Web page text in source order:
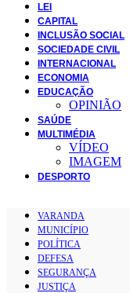
LEI
CAPITAL
INCLUSÃO SOCIAL
SOCIEDADE CIVIL
INTERNACIONAL
ECONOMIA
EDUCAÇÃO
OPINIÃO
SAÚDE
MULTIMÉDIA
VÍDEO
IMAGEM
DESPORTO
VARANDA
MUNICÍPIO
POLÍTICA
DEFESA
SEGURANÇA
JUSTIÇA